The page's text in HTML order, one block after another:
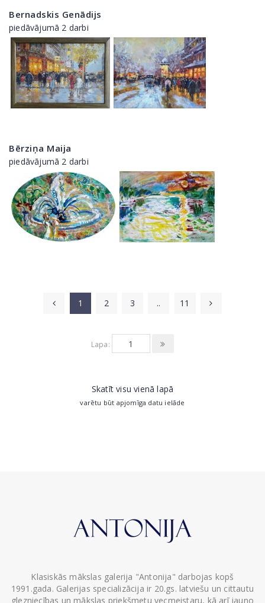
Bernadskis Genādijs
piedāvājumā 2 darbi
Bērziņa Maija
piedāvājumā 2 darbi
1 2 3 .. 11
Lapa:
Skatīt visu vienā lapā
varētu būt apjomīga datu ielāde
Klasiskās mākslas galerija "Antonija" darbojas kopš
1991.gada. Galerijas specializācija ir 20.gs. latviešu un cittautu
glezniecības un mākslas priekšmetu vecmeistaru, kā arī jauno